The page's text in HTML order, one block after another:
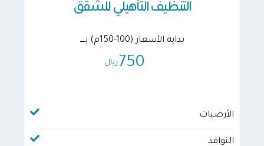
التنظيف التأهيلي للشقق
بداية الأسعار (100-150م) بــــ
750 ريال
الأرضيات
النوافذ